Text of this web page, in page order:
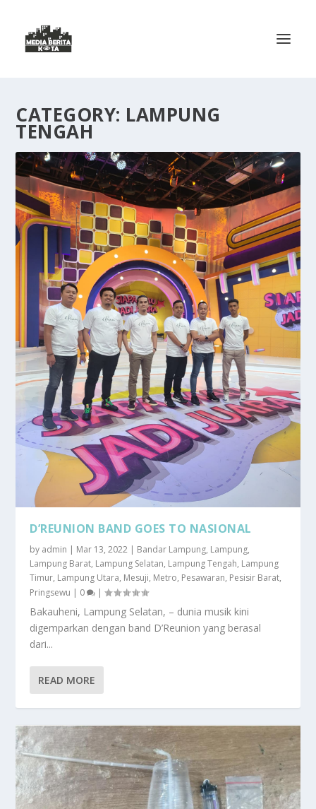
CATEGORY: LAMPUNG
TENGAH
D’REUNION BAND GOES TO NASIONAL
by admin | Mar 13, 2022 | Bandar Lampung, Lampung,
Lampung Barat, Lampung Selatan, Lampung Tengah, Lampung
Timur, Lampung Utara, Mesuji, Metro, Pesawaran, Pesisir Barat,
Pringsewu | 0 |
Bakauheni, Lampung Selatan, – dunia musik kini
digemparkan dengan band D’Reunion yang berasal
dari...
READ MORE